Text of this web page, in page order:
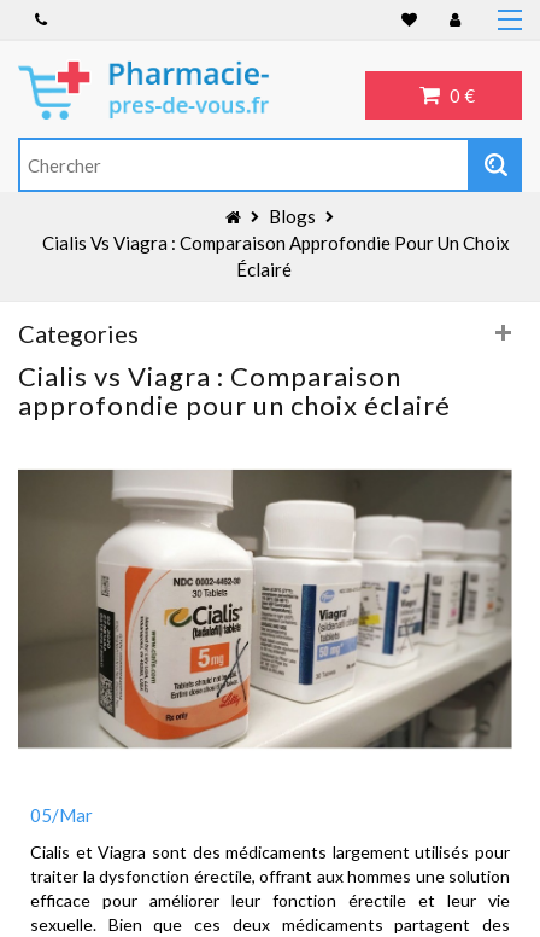
0 €
Accueil
Anti-inflammatoire
Troubles de l'érection
Antidépresseurs
Blog
Blogs
Cialis Vs Viagra : Comparaison Approfondie Pour Un Choix
Éclairé
Categories
Cialis vs Viagra : Comparaison
approfondie pour un choix éclairé
05/Mar
Cialis et Viagra sont des médicaments largement utilisés pour
traiter la dysfonction érectile, offrant aux hommes une solution
efficace pour améliorer leur fonction érectile et leur vie
sexuelle. Bien que ces deux médicaments partagent des